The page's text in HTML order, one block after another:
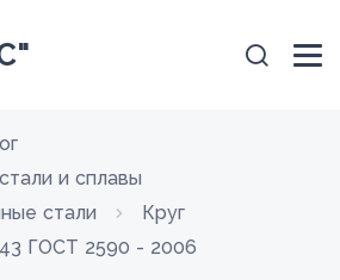
и сплавы
стали
Круг
ГОСТ 2590 - 2006